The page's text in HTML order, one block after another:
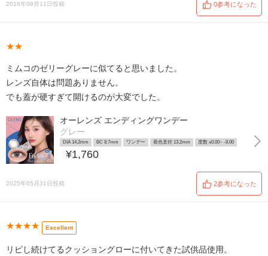
2016年09月11日投稿 0参考になった
★★
ミムコのゼリーグレーに似てると思いました。
レンズ自体は問題ありません。
でも蓋が硬すぎて開けるのが大変でした。
オーレンズ エンディングワンデー
グレー
DIA 14.2mm BC 8.7mm ワンデー 着色直径 13.2mm 度数 ±0.00~ -8.00
¥1,760
2025年05月31日投稿 2参考になった
★★★★ Excellent
リピし続けてるクッショングローに付いてきた試供品使用。